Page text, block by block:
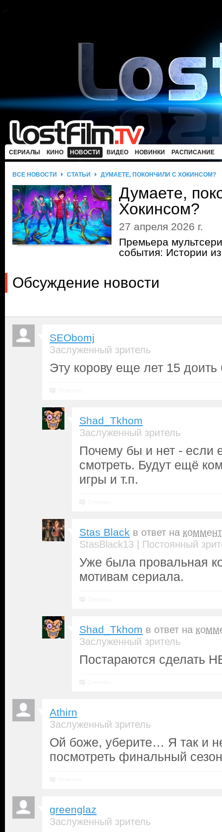
СЕРИАЛЫ КИНО НОВОСТИ ВИДЕО НОВИНКИ РАСПИСАНИЕ
ВСЕ НОВОСТИ СТАТЬИ ДУМАЕТЕ, ПОКОНЧИЛИ С ХОКИНСОМ?
Думаете,
Хокинсом?
27 апреля 2026 г.
Премьера
события: Истории
Обсуждение новости
SEObomj
Заслуженный зритель
Эту корову еще лет 15 доить
Shad_Tkhom
Заслуженный зритель
Почему бы и нет - если
смотреть. Будут ещё
игры и т.п.
Stas Black в ответ на
StasBlack13 | Постоянный
Уже была провальная
мотивам сериала.
Shad_Tkhom в ответ на
Заслуженный зритель
Постараются сделать
Athirn
Заслуженный зритель
Ой боже, уберите… Я так и
посмотреть финальный
greenglaz
Заслуженный зритель